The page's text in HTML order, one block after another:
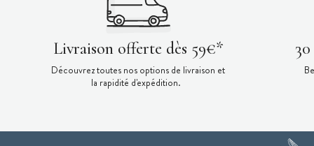
Livraison offerte dès 59€*
Découvrez toutes nos options de livraison et
la rapidité d'expédition.